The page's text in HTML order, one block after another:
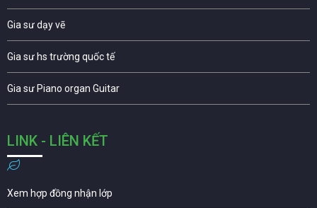
Gia sư dạy vẽ
Gia sư hs trường quốc tế
Gia sư Piano organ Guitar
LINK - LIÊN KẾT
Xem hợp đồng nhận lớp